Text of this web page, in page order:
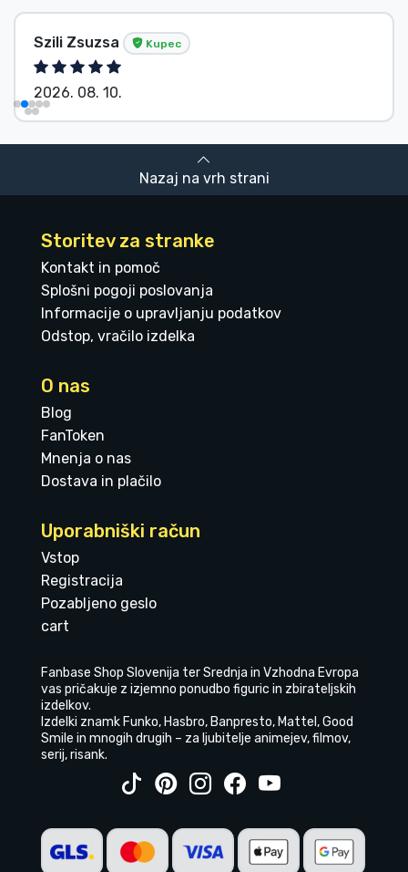
Brez imena Kupec
2026. 08. 10.
Nazaj na vrh strani
Storitev za stranke
Kontakt in pomoč
Splošni pogoji poslovanja
Informacije o upravljanju podatkov
Odstop, vračilo izdelka
O nas
Blog
FanToken
Mnenja o nas
Dostava in plačilo
Uporabniški račun
Vstop
Registracija
Pozabljeno geslo
cart
Fanbase Shop Slovenija ter Srednja in Vzhodna Evropa
vas pričakuje z izjemno ponudbo figuric in zbirateljskih
izdelkov.
Izdelki znamk Funko, Hasbro, Banpresto, Mattel, Good
Smile in mnogih drugih – za ljubitelje animejev, filmov,
serij, risank.